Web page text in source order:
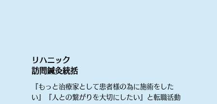
​リハニック
訪問鍼灸統括
『もっと治療家として患者様の為に施術をした
い』『人との繋がりを大切にしたい』と転職活動